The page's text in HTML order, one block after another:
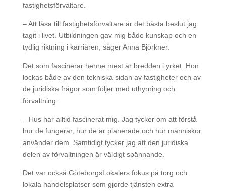
fastighetsförvaltare.
– Att läsa till fastighetsförvaltare är det bästa beslut jag
tagit i livet. Utbildningen gav mig både kunskap och en
tydlig riktning i karriären, säger Anna Björkner.
Det som fascinerar henne mest är bredden i yrket. Hon
lockas både av den tekniska sidan av fastigheter och av
de juridiska frågor som följer med uthyrning och
förvaltning.
– Hus har alltid fascinerat mig. Jag tycker om att förstå
hur de fungerar, hur de är planerade och hur människor
använder dem. Samtidigt tycker jag att den juridiska
delen av förvaltningen är väldigt spännande.
Det var också GöteborgsLokalers fokus på torg och
lokala handelsplatser som gjorde tjänsten extra